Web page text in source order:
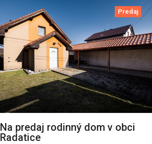
Predaj
Na predaj rodinný dom v obci
Radatice